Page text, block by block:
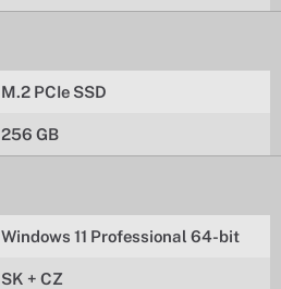
M.2 PCIe SSD
256 GB
Windows 11 Professional 64-bit
SK + CZ